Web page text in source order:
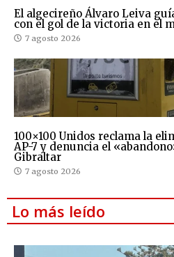
El algecireño Álvaro Leiva
con el gol de la victoria en el
7 agosto 2026
100×100 Unidos reclama la
AP-7 y denuncia el
Gibraltar
7 agosto 2026
Lo más leído